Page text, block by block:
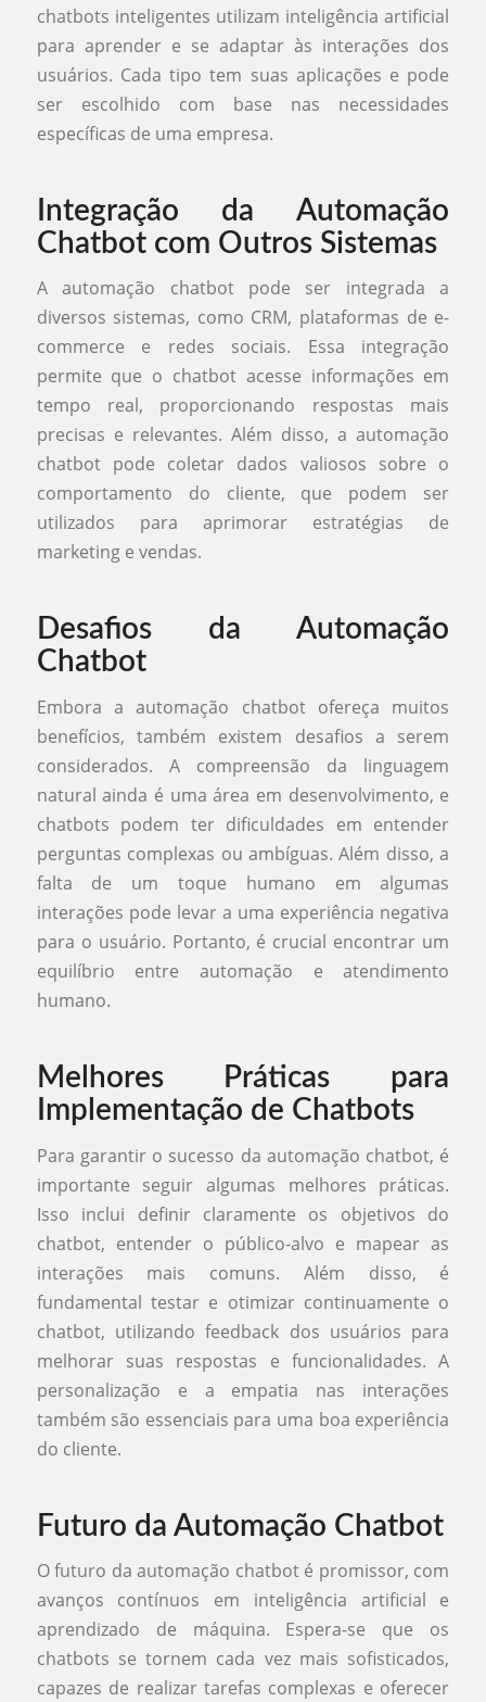
chatbots inteligentes utilizam inteligência artificial
para aprender e se adaptar às interações dos
usuários. Cada tipo tem suas aplicações e pode
ser escolhido com base nas necessidades
específicas de uma empresa.
Integração da Automação
Chatbot com Outros Sistemas
A automação chatbot pode ser integrada a
diversos sistemas, como CRM, plataformas de e-
commerce e redes sociais. Essa integração
permite que o chatbot acesse informações em
tempo real, proporcionando respostas mais
precisas e relevantes. Além disso, a automação
chatbot pode coletar dados valiosos sobre o
comportamento do cliente, que podem ser
utilizados para aprimorar estratégias de
marketing e vendas.
Desafios da Automação
Chatbot
Embora a automação chatbot ofereça muitos
benefícios, também existem desafios a serem
considerados. A compreensão da linguagem
natural ainda é uma área em desenvolvimento, e
chatbots podem ter dificuldades em entender
perguntas complexas ou ambíguas. Além disso, a
falta de um toque humano em algumas
interações pode levar a uma experiência negativa
para o usuário. Portanto, é crucial encontrar um
equilíbrio entre automação e atendimento
humano.
Melhores Práticas para
Implementação de Chatbots
Para garantir o sucesso da automação chatbot, é
importante seguir algumas melhores práticas.
Isso inclui definir claramente os objetivos do
chatbot, entender o público-alvo e mapear as
interações mais comuns. Além disso, é
fundamental testar e otimizar continuamente o
chatbot, utilizando feedback dos usuários para
melhorar suas respostas e funcionalidades. A
personalização e a empatia nas interações
também são essenciais para uma boa experiência
do cliente.
Futuro da Automação Chatbot
O futuro da automação chatbot é promissor, com
avanços contínuos em inteligência artificial e
aprendizado de máquina. Espera-se que os
chatbots se tornem cada vez mais sofisticados,
capazes de realizar tarefas complexas e oferecer